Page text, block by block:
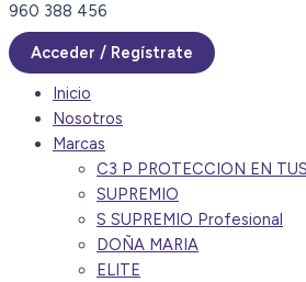
960 388 456
Acceder / Regístrate
Inicio
Nosotros
Marcas
C3 P PROTECCION EN
SUPREMIO
S SUPREMIO Profesional
DOÑA MARIA
ELITE